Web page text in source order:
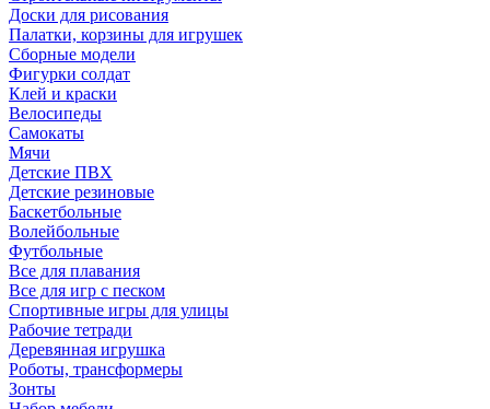
Доски для рисования
Палатки, корзины для игрушек
Сборные модели
Фигурки солдат
Клей и краски
Велосипеды
Самокаты
Мячи
Детские ПВХ
Детские резиновые
Баскетбольные
Волейбольные
Футбольные
Все для плавания
Все для игр с песком
Спортивные игры для улицы
Рабочие тетради
Деревянная игрушка
Роботы, трансформеры
Зонты